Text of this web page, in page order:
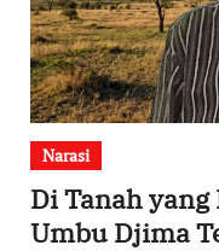
Narasi
Di Tanah
Umbu Djima